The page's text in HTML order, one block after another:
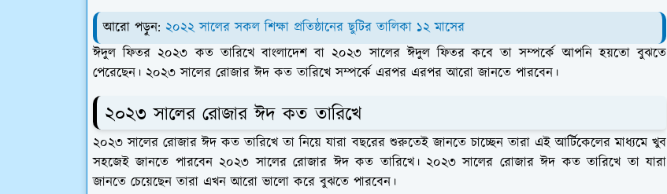
আরো পড়ুন: ২০২২ সালের সকল শিক্ষা প্রতিষ্ঠানের ছুটির তালিকা ১২ মাসের
ঈদুল ফিতর ২০২৩ কত তারিখে বাংলাদেশ বা ২০২৩ সালের ঈদুল ফিতর কবে তা সম্পর্কে আপনি হয়তো বুঝতে
পেরেছেন। ২০২৩ সালের রোজার ঈদ কত তারিখে‌ সম্পর্কে এরপর এরপর আরো জানতে পারবেন।
২০২৩ সালের রোজার ঈদ কত তারিখে
২০২৩ সালের রোজার ঈদ কত তারিখে তা নিয়ে যারা বছরের শুরুতেই জানতে চাচ্ছেন তারা এই আর্টিকেলের মাধ্যমে খুব
সহজেই জানতে পারবেন ২০২৩ সালের রোজার ঈদ কত তারিখে। ২০২৩ সালের রোজার ঈদ কত তারিখে তা যারা
জানতে চেয়েছেন তারা এখন আরো ভালো করে বুঝতে পারবেন।